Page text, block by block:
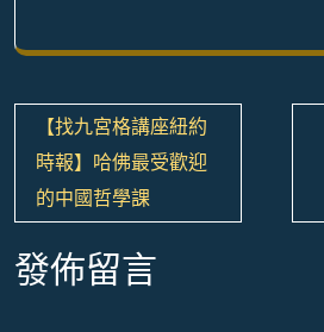
文
章
導
覽
【找九宮格講座紐約
時報】哈佛最受歡迎
的中國哲學課
發佈留言